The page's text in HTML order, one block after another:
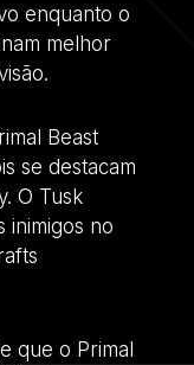
enquanto o
melhor
Beast
se destacam
O Tusk
inimigos no
que o Primal